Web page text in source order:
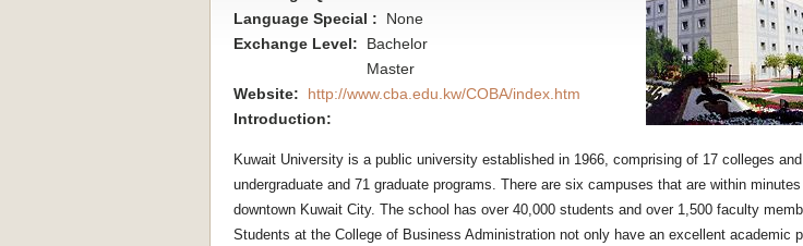
Language Special :
None
Exchange Level:
Bachelor
Master
Website:
http://www.cba.edu.kw/COBA/index.htm
Introduction:
Kuwait University is a public university established in 1966, comprising of 17 colleges
undergraduate and 71 graduate programs. There are six campuses that are within
downtown Kuwait City. The school has over 40,000 students and over 1,500 faculty
Students at the College of Business Administration not only have an excellent academic